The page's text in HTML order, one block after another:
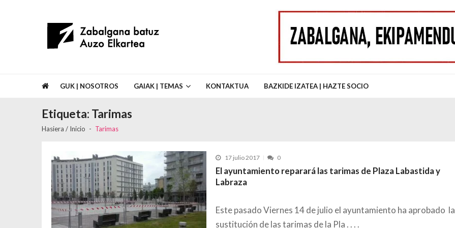
Asociación de Vecinos Zabalgana Batuz Auzo Elkartea
GUK | NOSOTROS GAIAK | TEMAS KONTAKTUA BAZKIDE IZATEA | HAZTE SOCIO
Etiqueta: Tarimas
Hasiera / Inicio Tarimas
17 julio 2017 0
El ayuntamiento reparará las tarimas de Plaza Labastida y
Labraza
Este pasado Viernes 14 de julio el ayuntamiento ha aprobado la
sustitución de las tarimas de la Pla